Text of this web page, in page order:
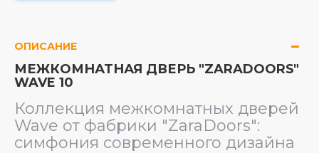
ОПИСАНИЕ
МЕЖКОМНАТНАЯ ДВЕРЬ "ZARADOORS"
WAVE 10
Коллекция межкомнатных дверей
Wave от фабрики "ZaraDoors":
симфония современного дизайна